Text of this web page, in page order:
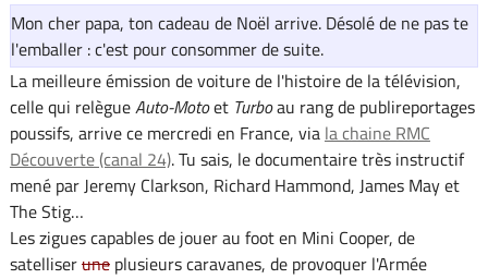
Mon cher papa, ton cadeau de Noël arrive. Désolé de ne pas te
l'emballer : c'est pour consommer de suite.
La meilleure émission de voiture de l'histoire de la télévision,
celle qui relègueAuto-Motoet Turboau rang de publireportages
poussifs, arrive ce mercredi en France, via la chaine RMC
Découverte (canal 24). Tu sais, le documentaire très instructif
mené par Jeremy Clarkson, Richard Hammond, James May et
The Stig…
Les zigues capables de jouer au foot en Mini Cooper, de
satelliseruneplusieurs caravanes, de provoquer l'Armée